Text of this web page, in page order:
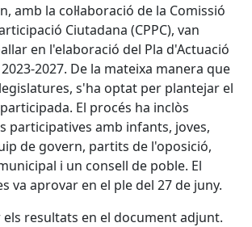
amb la col·laboració de la Comissió
Ciutadana (CPPC), van
en l'elaboració del Pla d'Actuació
2027. De la mateixa manera que
s'ha optat per plantejar el
El procés ha inclòs
participatives amb infants, joves,
de govern, partits de l'oposició,
i un consell de poble. El
va aprovar en el ple del 27 de juny.
resultats en el document adjunt.